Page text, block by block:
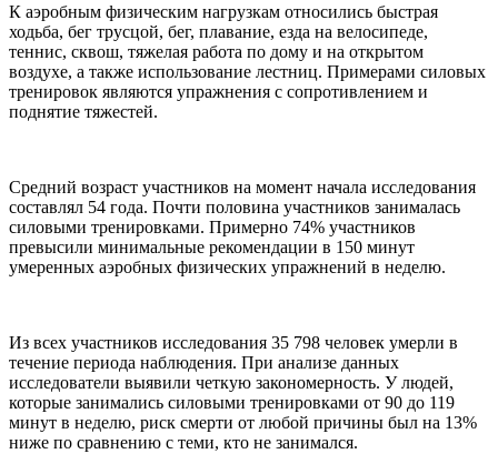
К аэробным физическим нагрузкам относились быстрая
ходьба, бег трусцой, бег, плавание, езда на велосипеде,
теннис, сквош, тяжелая работа по дому и на открытом
воздухе, а также использование лестниц. Примерами силовых
тренировок являются упражнения с сопротивлением и
поднятие тяжестей.
Средний возраст участников на момент начала исследования
составлял 54 года. Почти половина участников занималась
силовыми тренировками. Примерно 74% участников
превысили минимальные рекомендации в 150 минут
умеренных аэробных физических упражнений в неделю.
Из всех участников исследования 35 798 человек умерли в
течение периода наблюдения. При анализе данных
исследователи выявили четкую закономерность. У людей,
которые занимались силовыми тренировками от 90 до 119
минут в неделю, риск смерти от любой причины был на 13%
ниже по сравнению с теми, кто не занимался.